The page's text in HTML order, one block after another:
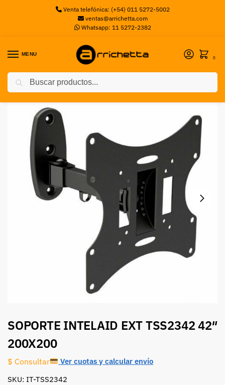
Venta telefónica: (+54) 011 5272-5002
ventas@arrichetta.com
Whatsapp: 11 5272-2382
MENU
0
Inicio Soportes / SOPORTE INTELAID EXT TSS2342 42″ 200X200
SOPORTE INTELAID EXT TSS2342 42″
200X200
$ Consultar Ver cuotas y calcular envío
SKU: IT-TSS2342